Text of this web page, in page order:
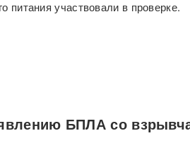
питания участвовали в проверке.
БПЛА со